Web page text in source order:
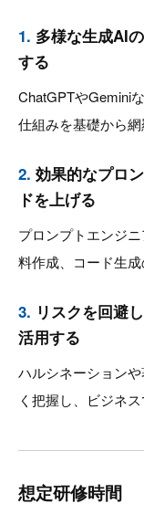
1. 多様な生成AI
する
ChatGPTやGemini
仕組みを基礎から網
2. 効果的なプロ
ドを上げる
プロンプトエンジ
料作成、コード生成
3. リスクを回避
活用する
ハルシネーション
く把握し、ビジネ
想定研修時間